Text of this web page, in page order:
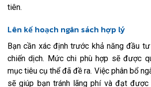
tiên.
Lên kế hoạch ngân sách hợp lý
Bạn cần xác định trước khả năng đầu
chiến dịch. Mức chi phù hợp sẽ được
mục tiêu cụ thể đã đề ra. Việc phân bổ
sẽ giúp bạn tránh lãng phí và đạt được